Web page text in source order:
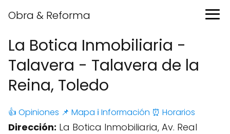
Obra & Reforma
La Botica Inmobiliaria -
Talavera - Talavera de la
Reina, Toledo
👍 Opiniones 📌 Mapa ℹ️ Información ⏰ Horarios
Dirección: La Botica Inmobiliaria, Av. Real